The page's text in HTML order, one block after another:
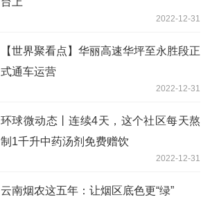
2022-12-31
【世界聚看点】华丽高速华坪至永胜段正
式通车运营
2022-12-31
环球微动态丨连续4天，这个社区每天熬
制1千升中药汤剂免费赠饮
2022-12-31
云南烟农这五年：让烟区底色更“绿”